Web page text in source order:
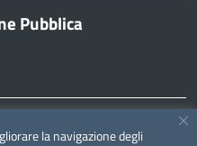
la navigazione degli
Pubblica